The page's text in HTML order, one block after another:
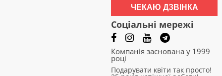
ЧЕКАЮ ДЗВІНКА
Соціальні мережі
Компанія заснована у 1999
році
Подарувати квіти так просто!